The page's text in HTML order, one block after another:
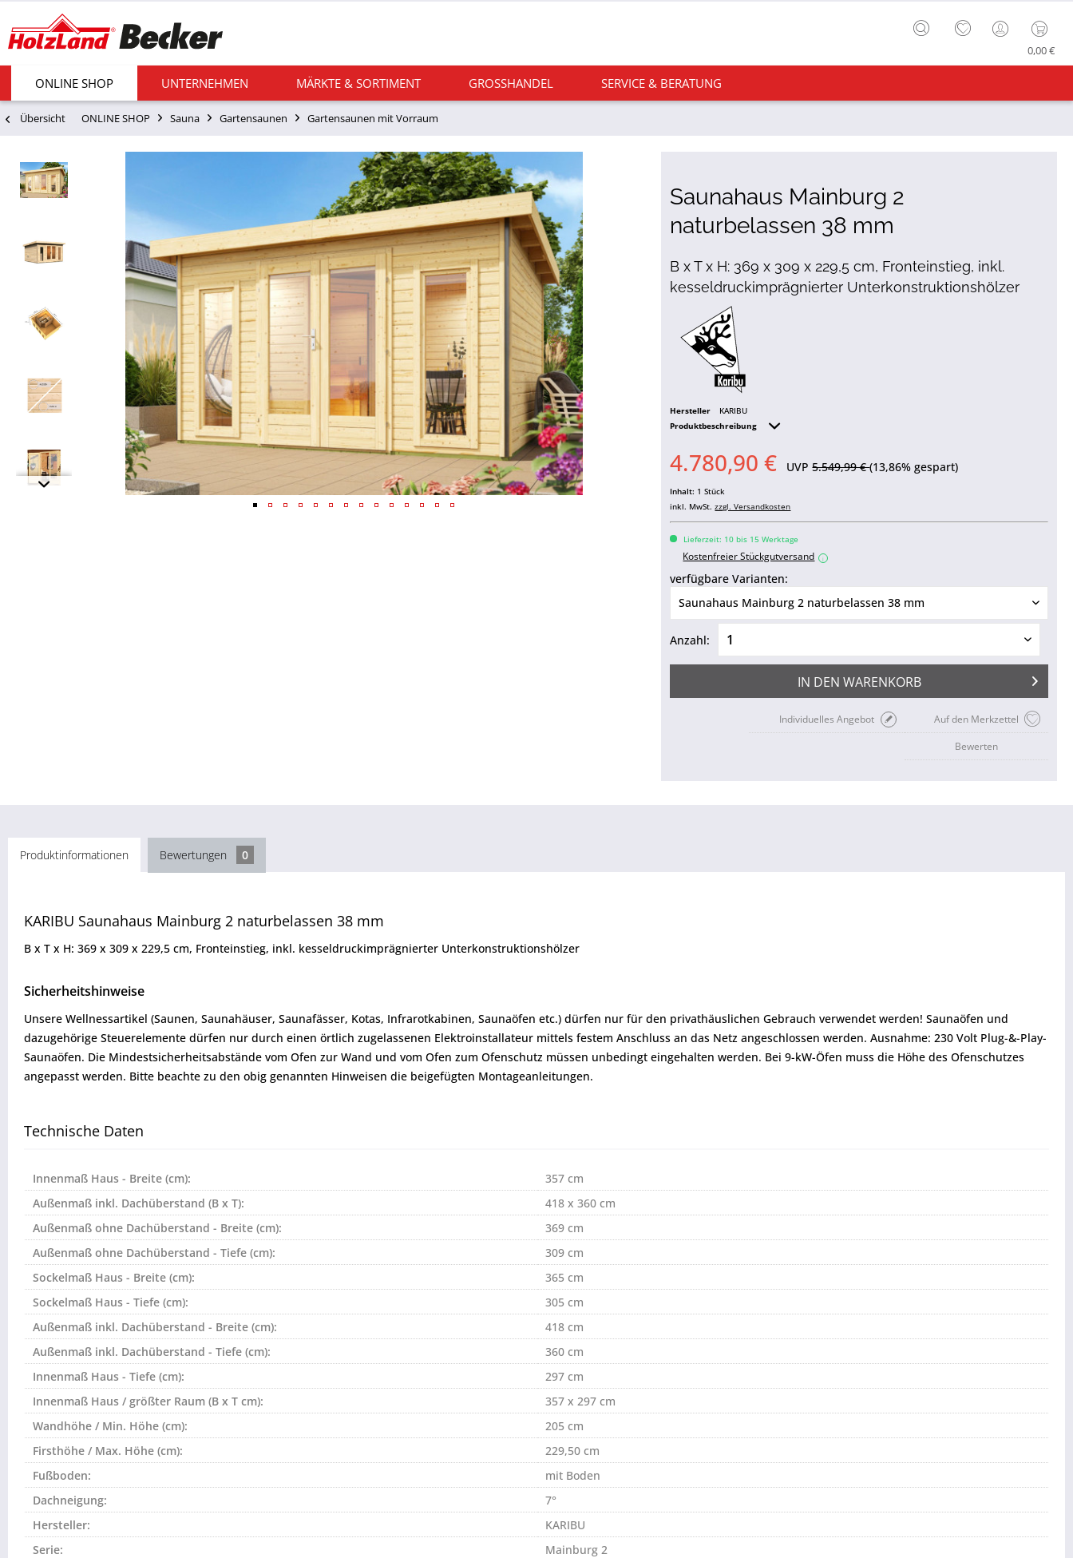
0,00 €
ONLINE SHOP UNTERNEHMEN MÄRKTE & SORTIMENT GROSSHANDEL SERVICE & BERATUNG
Übersicht ONLINE SHOP Sauna Gartensaunen Gartensaunen mit Vorraum
Saunahaus Mainburg 2
naturbelassen 38 mm
B x T x H: 369 x 309 x 229,5 cm, Fronteinstieg, inkl.
kesseldruckimprägnierter Unterkonstruktionshölzer
Hersteller
KARIBU
Produktbeschreibung
4.780,90 € UVP5.549,99 €(13,86% gespart)
Inhalt: 1 Stück
inkl. MwSt.zzgl. Versandkosten
Lieferzeit: 10 bis 15 Werktage
Kostenfreier Stückgutversand i
verfügbare Varianten:
Anzahl:
IN DEN WARENKORB
Auf den Merkzettel
Individuelles Angebot
Bewerten
Produktinformationen Bewertungen 0
KARIBU Saunahaus Mainburg 2 naturbelassen 38 mm
B x T x H: 369 x 309 x 229,5 cm, Fronteinstieg, inkl. kesseldruckimprägnierter Unterkonstruktionshölzer
Sicherheitshinweise
Unsere Wellnessartikel (Saunen, Saunahäuser, Saunafässer, Kotas, Infrarotkabinen, Saunaöfen etc.) dürfen nur für den privathäuslichen Gebrauch verwendet werden! Saunaöfen und
dazugehörige Steuerelemente dürfen nur durch einen örtlich zugelassenen Elektroinstallateur mittels festem Anschluss an das Netz angeschlossen werden. Ausnahme: 230 Volt Plug-&-Play-
Saunaöfen. Die Mindestsicherheitsabstände vom Ofen zur Wand und vom Ofen zum Ofenschutz müssen unbedingt eingehalten werden. Bei 9-kW-Öfen muss die Höhe des Ofenschutzes
angepasst werden. Bitte beachte zu den obig genannten Hinweisen die beigefügten Montageanleitungen.
Technische Daten
Innenmaß Haus - Breite (cm):
357 cm
Außenmaß inkl. Dachüberstand (B x T):
418 x 360 cm
Außenmaß ohne Dachüberstand - Breite (cm):
369 cm
Außenmaß ohne Dachüberstand - Tiefe (cm):
309 cm
Sockelmaß Haus - Breite (cm):
365 cm
Sockelmaß Haus - Tiefe (cm):
305 cm
Außenmaß inkl. Dachüberstand - Breite (cm):
418 cm
Außenmaß inkl. Dachüberstand - Tiefe (cm):
360 cm
Innenmaß Haus - Tiefe (cm):
297 cm
Innenmaß Haus / größter Raum (B x T cm):
357 x 297 cm
Wandhöhe / Min. Höhe (cm):
205 cm
Firsthöhe / Max. Höhe (cm):
229,50 cm
Fußboden:
mit Boden
Dachneigung:
7°
Hersteller:
KARIBU
Serie:
Mainburg 2